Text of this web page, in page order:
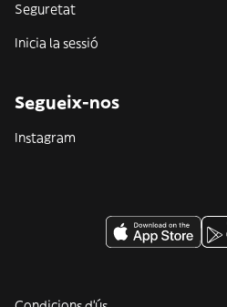
Seguretat
Inicia la sessió
Segueix-nos
Instagram